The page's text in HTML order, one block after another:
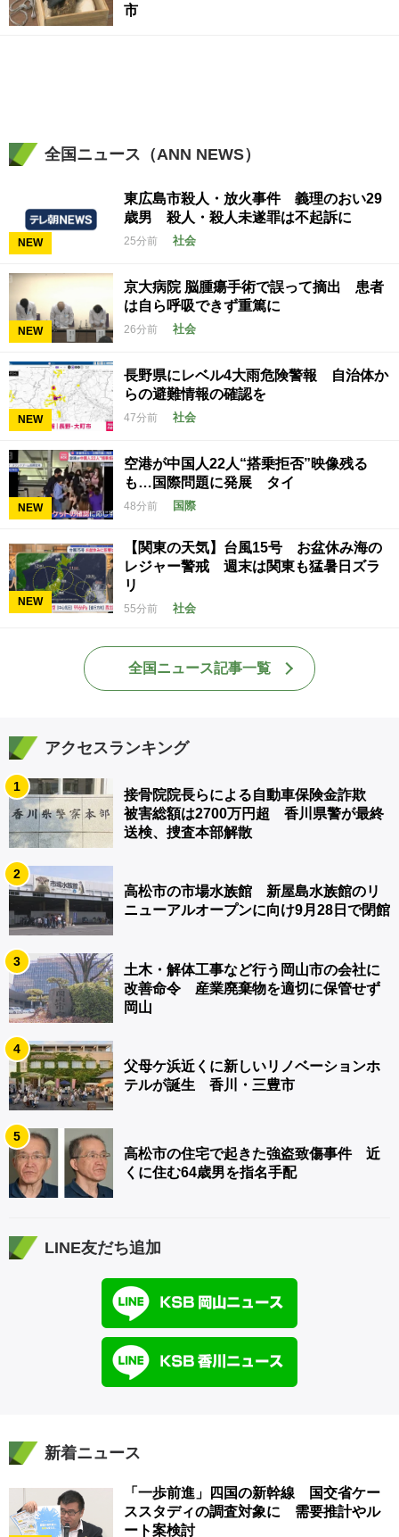
市
全国ニュース（ANN NEWS）
NEW
東広島市殺人・放火事件 義理のおい29
歳男 殺人・殺人未遂罪は不起訴に
25分前 社会
NEW
京大病院 脳腫瘍手術で誤って摘出 患者
は自ら呼吸できず重篤に
26分前 社会
NEW
長野県にレベル4大雨危険警報 自治体か
らの避難情報の確認を
47分前 社会
NEW
空港が中国人22人“搭乗拒否”映像残る
も…国際問題に発展 タイ
48分前 国際
NEW
【関東の天気】台風15号 お盆休み海の
レジャー警戒 週末は関東も猛暑日ズラ
リ
55分前 社会
全国ニュース記事一覧
アクセスランキング
1
接骨院院長らによる自動車保険金詐欺
被害総額は2700万円超 香川県警が最終
送検、捜査本部解散
2
高松市の市場水族館 新屋島水族館のリ
ニューアルオープンに向け9月28日で閉館
3
土木・解体工事など行う岡山市の会社に
改善命令 産業廃棄物を適切に保管せず
岡山
4
父母ケ浜近くに新しいリノベーションホ
テルが誕生 香川・三豊市
5
高松市の住宅で起きた強盗致傷事件 近
くに住む64歳男を指名手配
LINE友だち追加
新着ニュース
「一歩前進」四国の新幹線 国交省ケー
ススタディの調査対象に 需要推計やル
ート案検討